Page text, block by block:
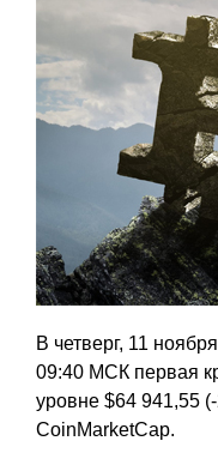
В четверг, 11
09:40 МСК первая
уровне $64 941,55
CoinMarketCap.